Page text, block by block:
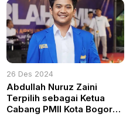
dalam Menjawab
Persoalan Kepailitan
26 Des 2024
Abdullah Nuruz Zaini
Terpilih sebagai Ketua
Cabang PMII Kota Bogor